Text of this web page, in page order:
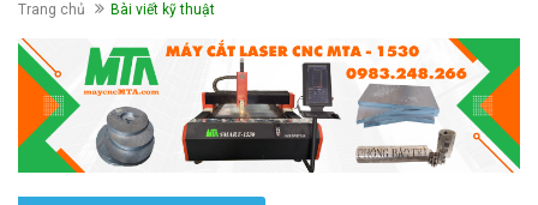
Trang chủ Bài viết kỹ thuật